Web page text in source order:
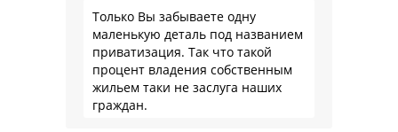
Только Вы забываете одну
маленькую деталь под названием
приватизация. Так что такой
процент владения собственным
жильем таки не заслуга наших
граждан.